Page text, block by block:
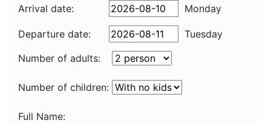
Arrival date: Monday
Departure date:
Tuesday
Number of adults:
Number of children:
Full Name: